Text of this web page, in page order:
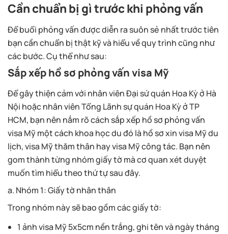
Cần chuẩn bị gì trước khi phỏng vấn
Để buổi phỏng vấn được diễn ra suôn sẻ nhất trước tiên
bạn cần chuẩn bị thật kỹ và hiểu về quy trình cũng như
các bước. Cụ thể như sau:
Sắp xếp hồ sơ phỏng vấn visa Mỹ
Để gây thiện cảm với nhân viên Đại sứ quán Hoa Kỳ ở Hà
Nội hoặc nhân viên Tổng Lãnh sự quán Hoa Kỳ ở TP
HCM, bạn nên nắm rõ cách sắp xếp hồ sơ phỏng vấn
visa Mỹ một cách khoa học du đó là hồ sơ xin visa Mỹ du
lịch, visa Mỹ thăm thân hay visa Mỹ công tác. Bạn nên
gom thành từng nhóm giấy tờ mà cơ quan xét duyệt
muốn tìm hiểu theo thứ tự sau đây.
a. Nhóm 1: Giấy tờ nhân thân
Trong nhóm này sẽ bao gồm các giấy tờ:
1 ảnh visa Mỹ 5x5cm nền trắng, ghi tên và ngày tháng